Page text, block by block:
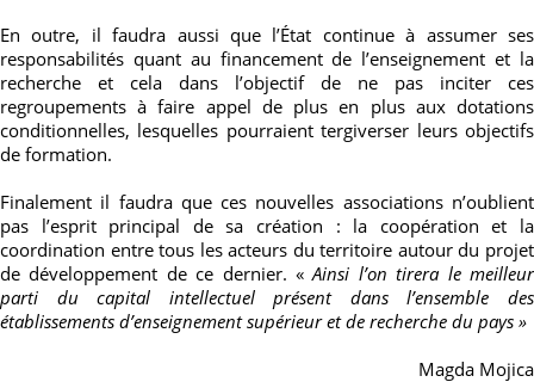
En outre, il faudra aussi que l’État continue à assumer ses
responsabilités quant au financement de l’enseignement et la
recherche et cela dans l’objectif de ne pas inciter ces
regroupements à faire appel de plus en plus aux dotations
conditionnelles, lesquelles pourraient tergiverser leurs objectifs
de formation.
Finalement il faudra que ces nouvelles associations n’oublient
pas l’esprit principal de sa création : la coopération et la
coordination entre tous les acteurs du territoire autour du projet
de développement de ce dernier. «Ainsi l’on tirera le meilleur
parti du capital intellectuel présent dans l’ensemble des
établissements d’enseignement supérieur et de recherche du pays »
Magda Mojica